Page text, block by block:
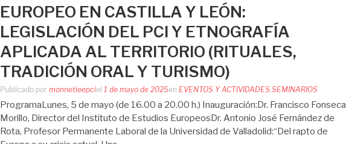
EUROPEO EN CASTILLA Y LEÓN:
LEGISLACIÓN DEL PCI Y ETNOGRAFÍA
APLICADA AL TERRITORIO (RITUALES,
TRADICIÓN ORAL Y TURISMO)
Publicado por monnetieepciel 1 de mayo de 2025en EVENTOS Y ACTIVIDADES,SEMINARIOS
ProgramaLunes, 5 de mayo (de 16.00 a 20.00 h.) Inauguración:Dr. Francisco Fonseca
Morillo, Director del Instituto de Estudios EuropeosDr. Antonio José Fernández de
Rota, Profesor Permanente Laboral de la Universidad de Valladolid:“Del rapto de